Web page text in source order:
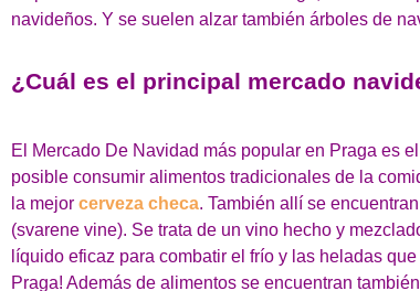
navideños. Y se suelen alzar también árboles de
¿Cuál es el principal mercado
El Mercado De Navidad más popular en Praga es
posible consumir alimentos tradicionales de la
la mejor cerveza checa. También allí se
(svarene vine). Se trata de un vino hecho y
líquido eficaz para combatir el frío y las heladas
Praga! Además de alimentos se encuentran